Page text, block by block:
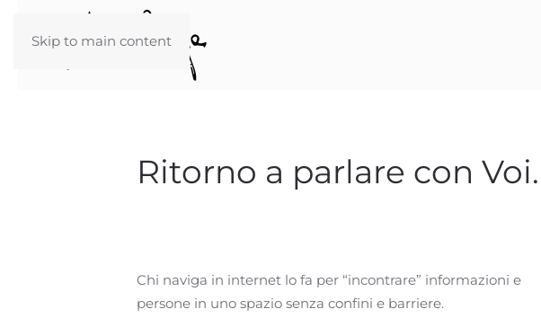
Skip to main content
Ritorno a parlare con Voi.
Chi naviga in internet lo fa per “incontrare” informazioni e
persone in uno spazio senza confini e barriere.